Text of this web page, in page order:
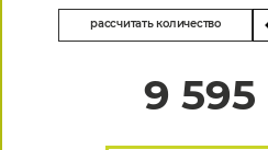
рассчитать количество
9 595